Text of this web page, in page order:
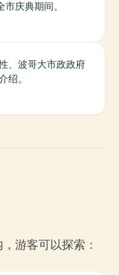
庆典期间。
、波哥大市政政府
绍。
游客可以探索：